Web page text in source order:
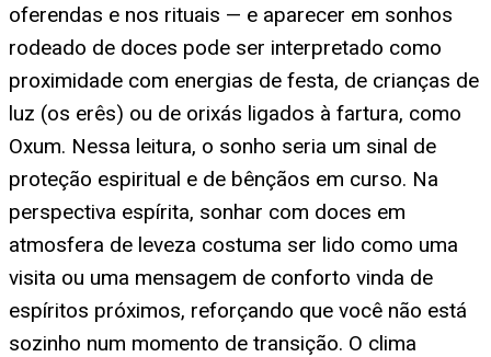
oferendas e nos rituais — e aparecer em sonhos
rodeado de doces pode ser interpretado como
proximidade com energias de festa, de crianças de
luz (os erês) ou de orixás ligados à fartura, como
Oxum. Nessa leitura, o sonho seria um sinal de
proteção espiritual e de bênçãos em curso. Na
perspectiva espírita, sonhar com doces em
atmosfera de leveza costuma ser lido como uma
visita ou uma mensagem de conforto vinda de
espíritos próximos, reforçando que você não está
sozinho num momento de transição. O clima